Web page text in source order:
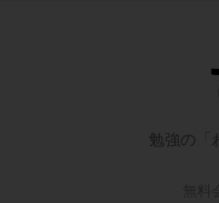
勉強の「